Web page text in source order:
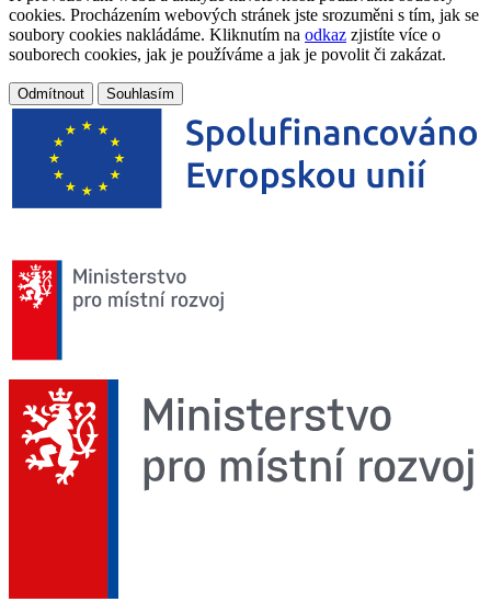
cookies. Procházením webových stránek jste srozuměni s tím, jak se
soubory cookies nakládáme. Kliknutím na odkaz zjistíte více o
souborech cookies, jak je používáme a jak je povolit či zakázat.
Odmítnout Souhlasím